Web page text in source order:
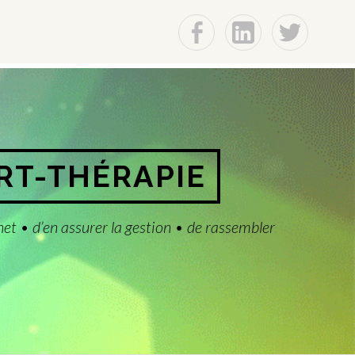
f Lin t
THÉRAPIE
• d’en assurer la gestion • de rassembler